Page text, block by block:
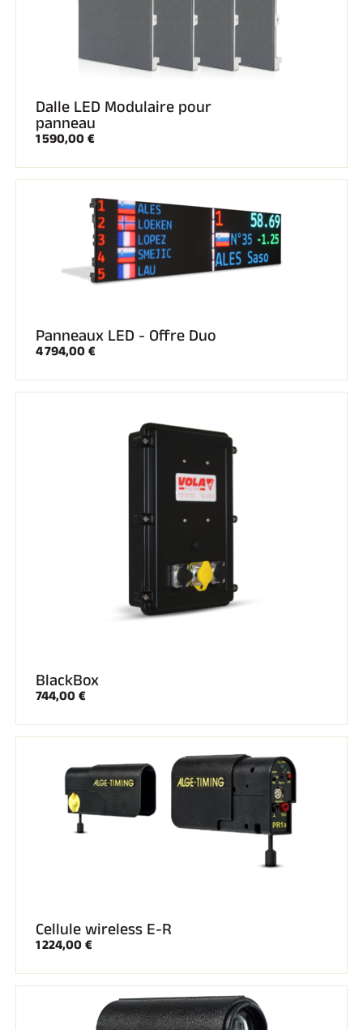
Dalle LED Modulaire pour
panneau
1 590,00 €
Panneaux LED - Offre Duo
4 794,00 €
BlackBox
744,00 €
Cellule wireless E-R
1 224,00 €